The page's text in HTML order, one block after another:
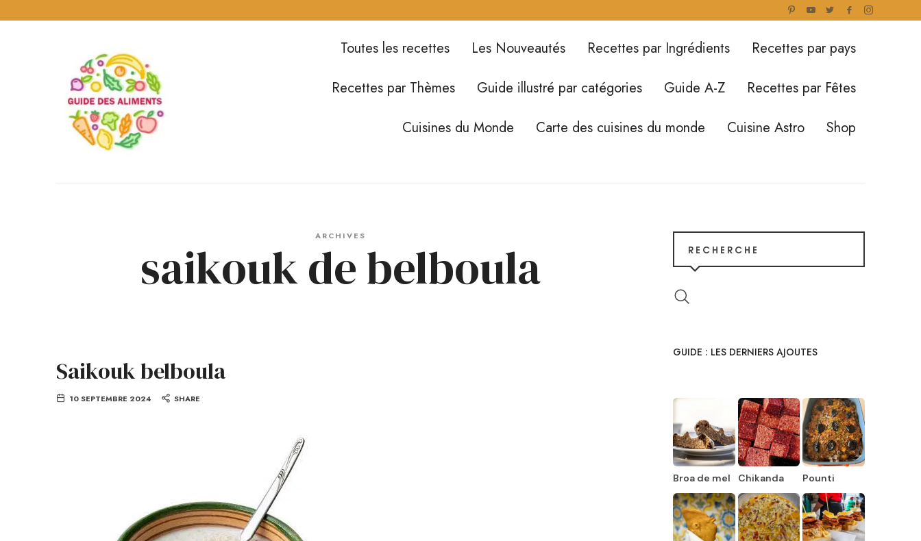
Guide
des
Aliments
Toutes les recettes Les Nouveautés Recettes par Ingrédients
Recettes par pays
Recettes par Thèmes
Guide illustré par catégories Guide A-Z
Recettes par Fêtes
Cuisines du Monde
Carte des cuisines du monde Cuisine Astro Shop
ARCHIVES
saikouk de belboula
Saikouk belboula
10 SEPTEMBRE 2024 SHARE
RECHERCHE
GUIDE : LES DERNIERS AJOUTES
Broa de mel Chikanda Pounti